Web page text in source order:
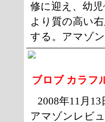
修に迎え、幼
より質の高い
する。アマゾ
ブロブ カラフ
2008年11月
アマゾンレビ